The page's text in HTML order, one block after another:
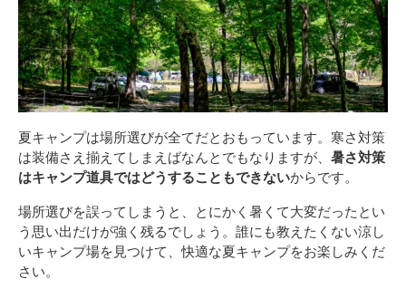
夏キャンプは場所選びが全てだとおもっています。寒さ対策
は装備さえ揃えてしまえばなんとでもなりますが、 暑さ対策
はキャンプ道具ではどうすることもできないからです。
場所選びを誤ってしまうと、とにかく暑くて大変だったとい
う思い出だけが強く残るでしょう。誰にも教えたくない涼し
いキャンプ場を見つけて、快適な夏キャンプをお楽しみくだ
さい。